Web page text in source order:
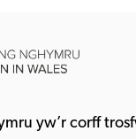
yw’r corff